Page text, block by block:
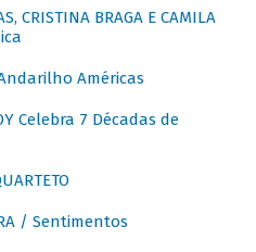
CRISTINA BRAGA E CAMILA
Américas
Celebra 7 Décadas de
/ Sentimentos